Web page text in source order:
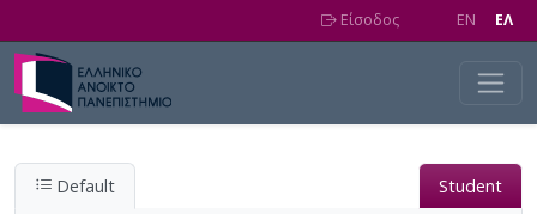
Είσοδος EN EΛ
Default Student